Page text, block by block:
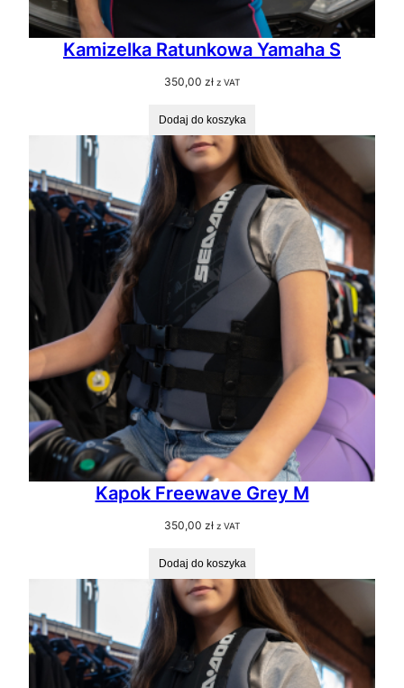
Kamizelka Ratunkowa Yamaha S
350,00 zł z VAT
Dodaj do koszyka
Kapok Freewave Grey M
350,00 zł z VAT
Dodaj do koszyka